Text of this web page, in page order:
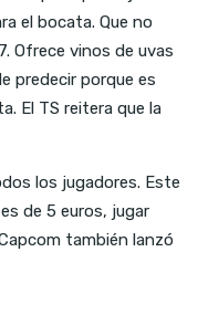
el bocata. Que no
Ofrece vinos de uvas
predecir porque es
El TS reitera que la
los jugadores. Este
de 5 euros, jugar
también lanzó